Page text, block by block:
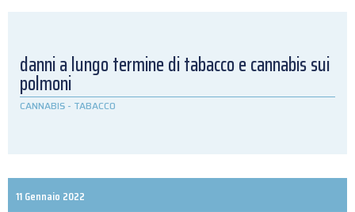
danni a lungo termine di tabacco e cannabis sui
polmoni
CANNABIS - TABACCO
11 Gennaio 2022